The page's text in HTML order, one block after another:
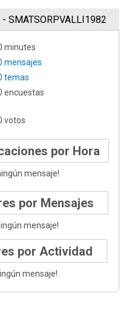
- SMATSORPVALLI1982
minutes
mensajes
temas
encuestas
votos
por Hora
mensaje!
por Mensajes
mensaje!
por Actividad
mensaje!